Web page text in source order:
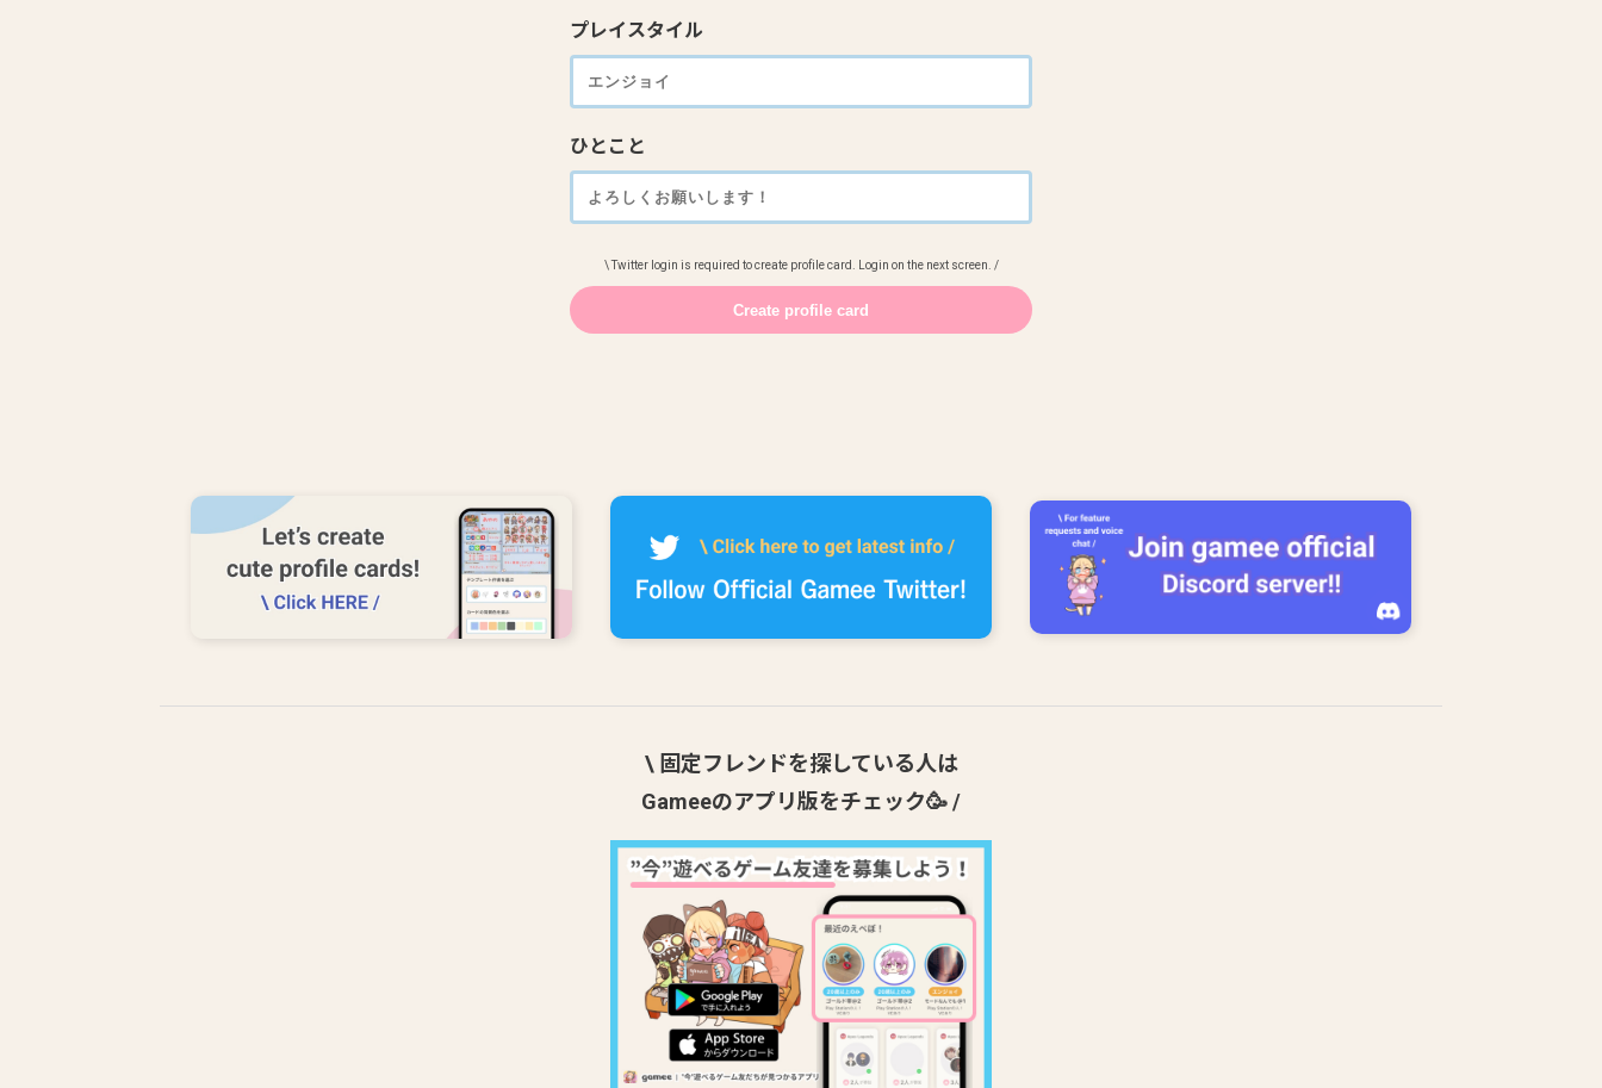
プレイスタイル
ひとこと
\ Twitter login is required to create profile card. Login on the next screen. /
\ 固定フレンドを探している人は
Gameeのアプリ版をチェック🥳 /